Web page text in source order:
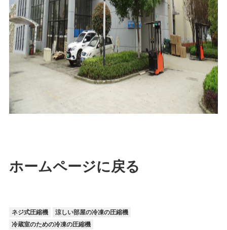
ホームページに戻る
ネジ式圧縮機
涼しい部屋の冷凍の圧縮機
冷蔵室のための冷凍の圧縮機